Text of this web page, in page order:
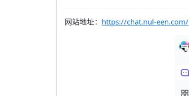
网站地址： https://chat.nul-een.com/